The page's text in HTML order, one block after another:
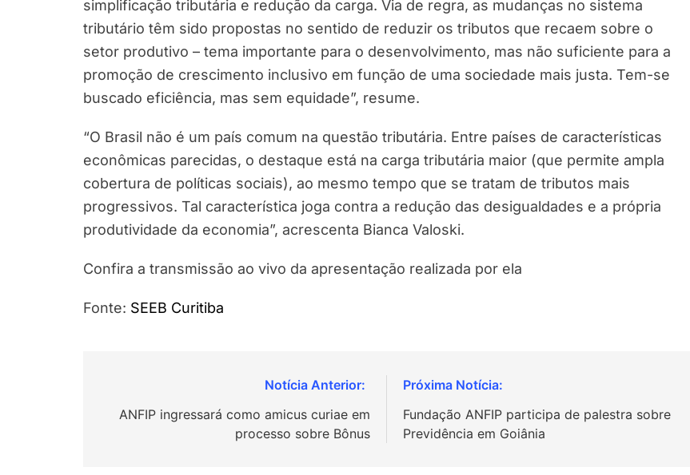
simplificação tributária e redução da carga. Via de regra, as mudanças no sistema
tributário têm sido propostas no sentido de reduzir os tributos que recaem sobre o
setor produtivo – tema importante para o desenvolvimento, mas não suficiente para a
promoção de crescimento inclusivo em função de uma sociedade mais justa. Tem-se
buscado eficiência, mas sem equidade”, resume.
“O Brasil não é um país comum na questão tributária. Entre países de características
econômicas parecidas, o destaque está na carga tributária maior (que permite ampla
cobertura de políticas sociais), ao mesmo tempo que se tratam de tributos mais
progressivos. Tal característica joga contra a redução das desigualdades e a própria
produtividade da economia”, acrescenta Bianca Valoski.
Confira a transmissão ao vivo da apresentação realizada por ela
Fonte: SEEB Curitiba
deANFIP ingressará como amicus curiae em
processo sobre Bônus
Fundação ANFIP participa de palestra sobre
Previdência em Goiânia